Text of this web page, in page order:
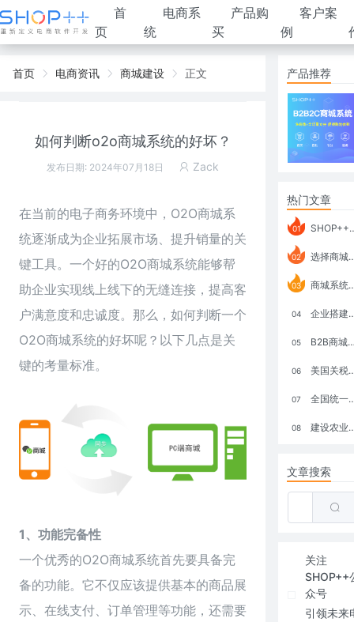
首
页
电商系
统
产品购
买
客户案
例
首页 电商资讯 商城建设 正文
如何判断o2o商城系统的好坏？
发布日期: 2024年07月18日 Zack
在当前的电子商务环境中， O2O商城系
统逐渐成为企业拓展市场、提升销量的关
键工具。一个好的O2O商城系统能够帮
助企业实现线上线下的无缝连接，提高客
户满意度和忠诚度。那么，如何判断一个
O2O商城系统的好坏呢？以下几点是关
键的考量标准。
1、功能完备性
一个优秀的O2O商城系统首先要具备完
备的功能。它不仅应该提供基本的商品展
示、在线支付、订单管理等功能，还需要
产品推荐
热门文章
01 SHOP++ B2B2C V9.1 全新发布 新亮点
02 选择商城系统要考虑哪些问题？
03 商城系统如何打通跨境电商模式？
04 企业搭建积分商城系统要注意什么？
05 B2B商城系统搭建：开发语言、功能、优势分析
06 美国关税政策冲击全球电商格局：五大类平台受重创，转型与自救成关键
07 全国统一大市场：电商如何掘金新蓝海？
08 建设农业强国，网上商城来助力！
文章搜索
关注
SHOP++
众号
引领未来